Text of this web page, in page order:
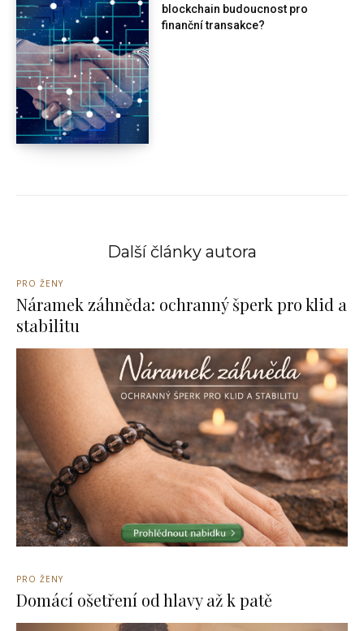
blockchain budoucnost pro
finanční transakce?
Další články autora
PRO ŽENY
Náramek záhněda: ochranný šperk pro klid a
stabilitu
PRO ŽENY
Domácí ošetření od hlavy až k patě